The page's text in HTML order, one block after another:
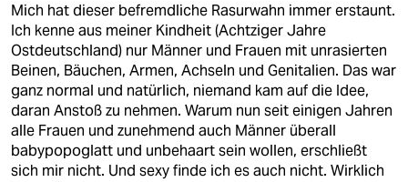
Mich hat dieser befremdliche Rasurwahn immer erstaunt.
Ich kenne aus meiner Kindheit (Achtziger Jahre
Ostdeutschland) nur Männer und Frauen mit unrasierten
Beinen, Bäuchen, Armen, Achseln und Genitalien. Das war
ganz normal und natürlich, niemand kam auf die Idee,
daran Anstoß zu nehmen. Warum nun seit einigen Jahren
alle Frauen und zunehmend auch Männer überall
babypopoglatt und unbehaart sein wollen, erschließt
sich mir nicht. Und sexy finde ich es auch nicht. Wirklich